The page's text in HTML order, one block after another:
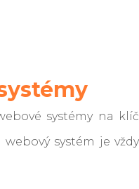
systémy na klíč
systém je vždy